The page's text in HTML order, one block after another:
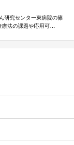
研究センター東病院の篠
法の課題や応用可…